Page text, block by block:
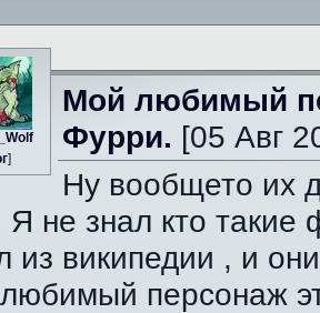
]
Мой любимый
Фурри. [05 Авг
Ну вообщето их
Я не знал кто такие
из википедии , и
персонаж